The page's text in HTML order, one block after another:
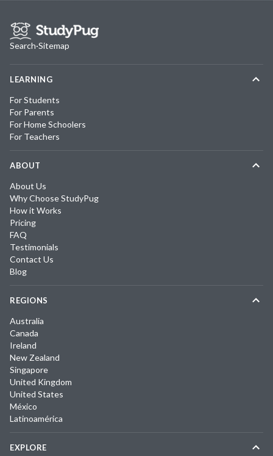
Search·Sitemap
LEARNING
For Students
For Parents
For Home Schoolers
For Teachers
ABOUT
About Us
Why Choose StudyPug
How it Works
Pricing
FAQ
Testimonials
Contact Us
Blog
REGIONS
Australia
Canada
Ireland
New Zealand
Singapore
United Kingdom
United States
México
Latinoamérica
EXPLORE